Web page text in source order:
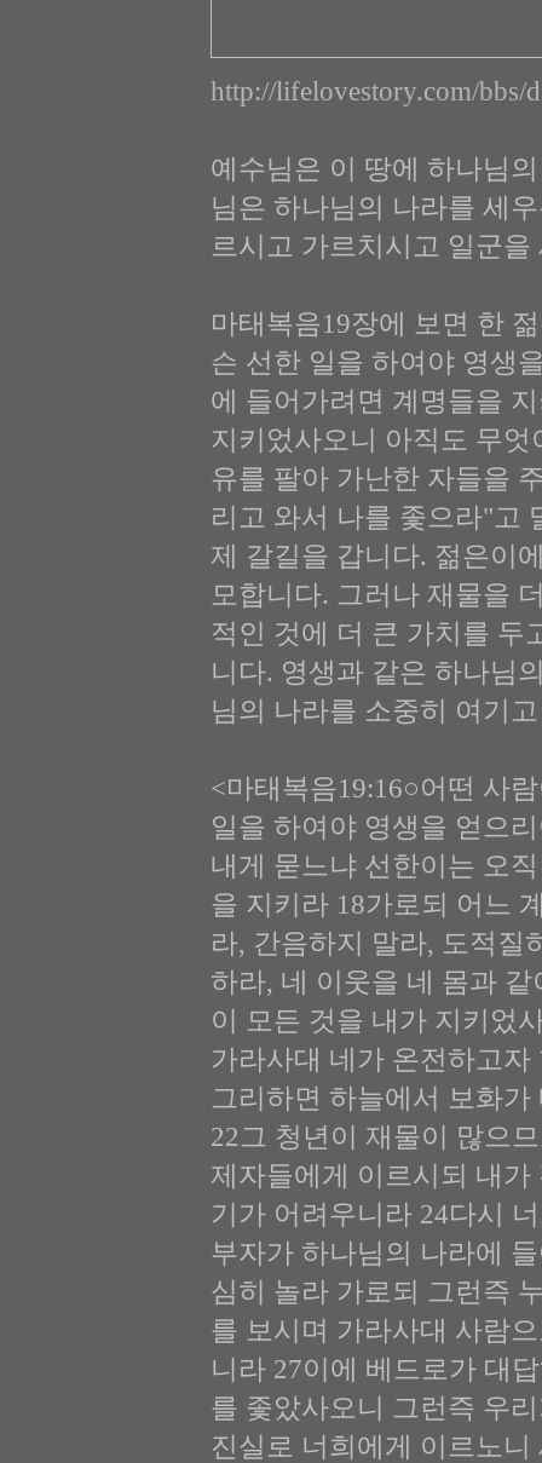
http://lifelovestory.com/bbs/
예수님은 이 땅에 하나님
님은 하나님의 나라를 세
르시고 가르치시고 일군을
마태복음19장에 보면 한
슨 선한 일을 하여야 영생
에 들어가려면 계명들을
지키었사오니 아직도 무
유를 팔아 가난한 자들을
리고 와서 나를 좇으라"고
제 갈길을 갑니다. 젊은이
모합니다. 그러나 재물을
적인 것에 더 큰 가치를 두
니다. 영생과 같은 하나님
님의 나라를 소중히 여기
<마태복음19:16○어떤 사
일을 하여야 영생을 얻으
내게 묻느냐 선한이는 오
을 지키라 18가로되 어느
라, 간음하지 말라, 도적질
하라, 네 이웃을 네 몸과
이 모든 것을 내가 지키었
가라사대 네가 온전하고
그리하면 하늘에서 보화
22그 청년이 재물이 많으
제자들에게 이르시되 내
기가 어려우니라 24다시
부자가 하나님의 나라에
심히 놀라 가로되 그런즉
를 보시며 가라사대 사람
니라 27이에 베드로가 대
를 좇았사오니 그런즉 우
진실로 너희에게 이르노